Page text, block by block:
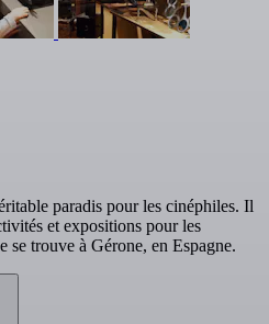
paradis pour les cinéphiles. Il
et expositions pour les
se trouve à Gérone, en Espagne.